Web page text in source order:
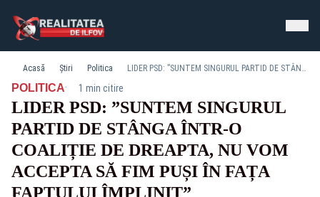
Acasă Știri Politica LIDER PSD: ”SUNTEM SINGURUL PARTID DE STÂNGA ÎNTR-O COALIȚIE DE DREAPTA, NU VOM ACCEPTA SĂ FIM PUȘI ÎN FAȚA FAPTULUI ÎMPLINIT”
POLITICA· 1 min citire
LIDER PSD: ”SUNTEM SINGURUL
PARTID DE STÂNGA ÎNTR-O
COALIȚIE DE DREAPTA, NU VOM
ACCEPTA SĂ FIM PUȘI ÎN FAȚA
FAPTULUI ÎMPLINIT”